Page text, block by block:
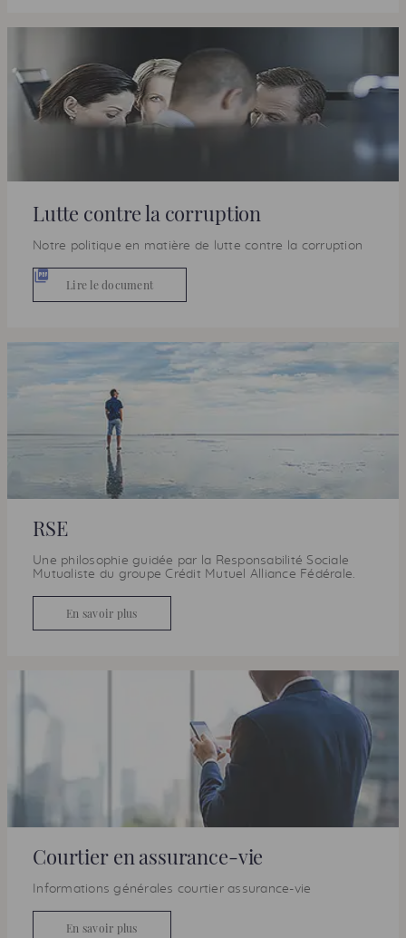
Lutte contre la corruption
Notre politique en matière de lutte contre la corruption
Lire le document
RSE
Une philosophie guidée par la Responsabilité Sociale
Mutualiste du groupe Crédit Mutuel Alliance Fédérale.
En savoir plus
Courtier en assurance-vie
Informations générales courtier assurance-vie
En savoir plus